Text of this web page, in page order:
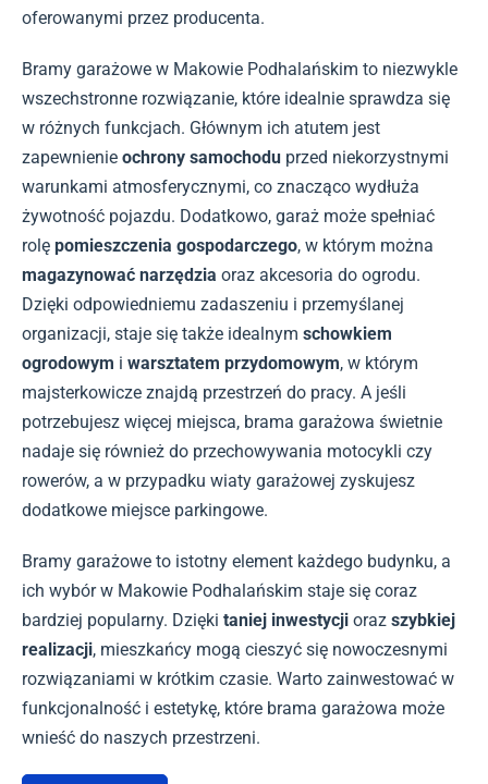
oferowanymi przez producenta.
Bramy garażowe w Makowie Podhalańskim to niezwykle
wszechstronne rozwiązanie, które idealnie sprawdza się
w różnych funkcjach. Głównym ich atutem jest
zapewnienie ochrony samochodu przed niekorzystnymi
warunkami atmosferycznymi, co znacząco wydłuża
żywotność pojazdu. Dodatkowo, garaż może spełniać
rolę pomieszczenia gospodarczego, w którym można
magazynować narzędzia oraz akcesoria do ogrodu.
Dzięki odpowiedniemu zadaszeniu i przemyślanej
organizacji, staje się także idealnym schowkiem
ogrodowym i warsztatem przydomowym, w którym
majsterkowicze znajdą przestrzeń do pracy. A jeśli
potrzebujesz więcej miejsca, brama garażowa świetnie
nadaje się również do przechowywania motocykli czy
rowerów, a w przypadku wiaty garażowej zyskujesz
dodatkowe miejsce parkingowe.
Bramy garażowe to istotny element każdego budynku, a
ich wybór w Makowie Podhalańskim staje się coraz
bardziej popularny. Dzięki taniej inwestycji oraz szybkiej
realizacji, mieszkańcy mogą cieszyć się nowoczesnymi
rozwiązaniami w krótkim czasie. Warto zainwestować w
funkcjonalność i estetykę, które brama garażowa może
wnieść do naszych przestrzeni.